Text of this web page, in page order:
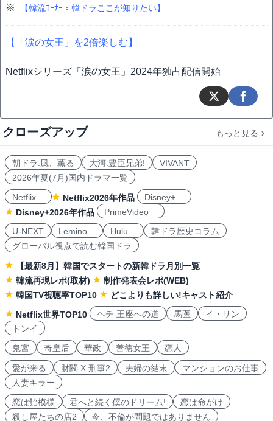
※ 【韓流ｺｰﾅｰ：韓ドラここが知りたい】
【「涙の女王」を2倍楽しむ】
Netflixシリーズ「涙の女王」2024年独占配信開始
クローズアップ もっと見る
朝ドラ:風、薫る 大河:豊臣兄弟!
VIVANT
2026年夏(7月)国内ドラマ一覧
Netflix
Netflix2026年作品
Disney+
Disney+2026年作品
PrimeVideo
U-NEXT
Lemino Hulu
韓ドラ歴史コラム
グローバル視点で読む韓国ドラ
【最新8月】韓国でスタートの新韓ドラ月別一覧
韓流再現レポ(取材)
制作発表会レポ(WEB)
韓国TV視聴率TOP10
どこよりも詳しい!キャスト紹介
Netflix世界TOP10
ヘチ 王座への道 馬医
イ・サン
トンイ
鬼宮
奇皇后 華政 善徳女王 恋人
愛が来る 財閥 X 刑事2 夫婦の結末
マンションのお仕事
人妻キラー
恋は飴模様
君へと続く僕のドリーム!
恋は命がけ
殺し屋たちの店2
今、不倫が問題ではありません